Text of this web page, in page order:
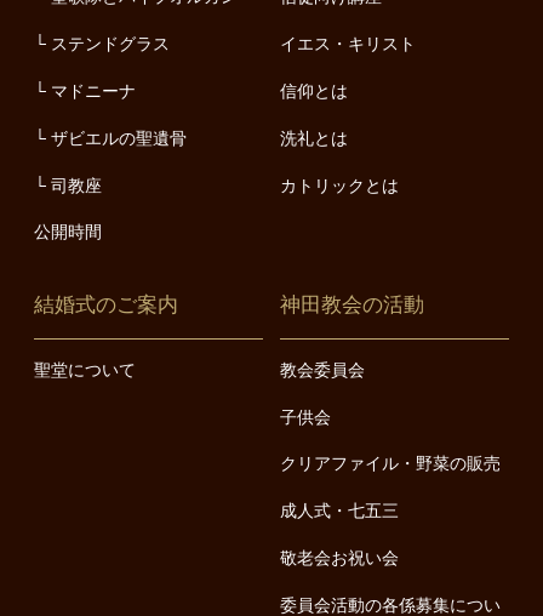
ステンドグラス
マドニーナ
ザビエルの聖遺骨
司教座
公開時間
イエス・キリスト
信仰とは
洗礼とは
カトリックとは
結婚式のご案内
聖堂について
神田教会の活動
教会委員会
子供会
クリアファイル・野菜の販売
成人式・七五三
敬老会お祝い会
委員会活動の各係募集につい